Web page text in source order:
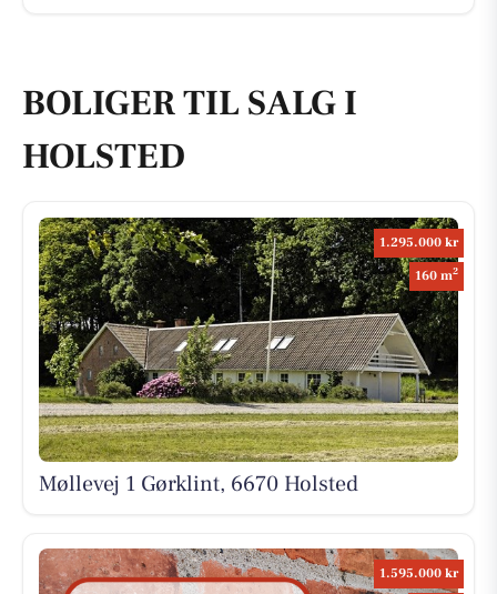
BOLIGER TIL SALG I
HOLSTED
1.295.000 kr
160 m2
Møllevej 1 Gørklint, 6670 Holsted
1.595.000 kr